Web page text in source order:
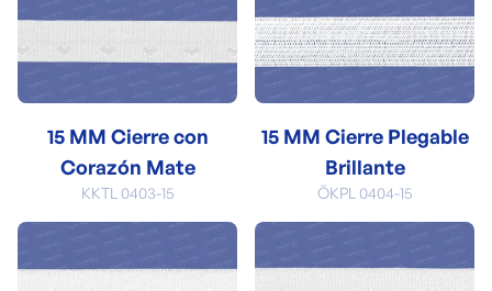
15 MM Cierre con
Corazón Mate
KKTL 0403-15
15 MM Cierre Plegable
Brillante
ÖKPL 0404-15